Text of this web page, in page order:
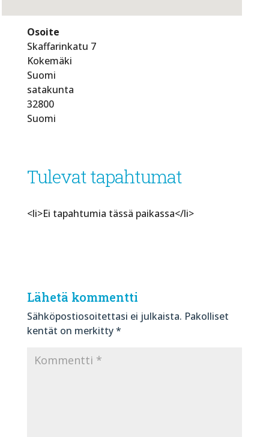
Osoite
Skaffarinkatu 7
Kokemäki
Suomi
satakunta
32800
Suomi
Tulevat tapahtumat
<li>Ei tapahtumia tässä paikassa</li>
Lähetä kommentti
Sähköpostiosoitettasi ei julkaista. Pakolliset
kentät on merkitty*